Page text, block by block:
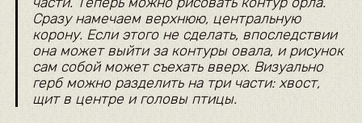
Сразу намечаем верхнюю, центральную
корону. Если этого не сделать, впоследствии
она может выйти за контуры овала, и рисунок
сам собой может съехать вверх. Визуально
герб можно разделить на три части: хвост,
щит в центре и головы птицы.